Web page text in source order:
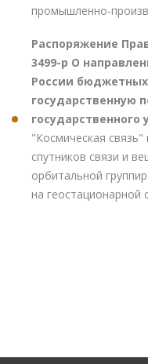
промышленно-
Распоряжение
3499-р О
России
государственную
государственного
"Космическая связь"
спутников связи и
орбитальной
на геостационарной